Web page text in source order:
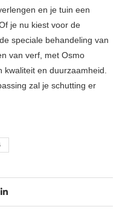
en je tuin een
je nu kiest voor de
speciale behandeling van
van verf, met Osmo
en duurzaamheid.
zal je schutting er